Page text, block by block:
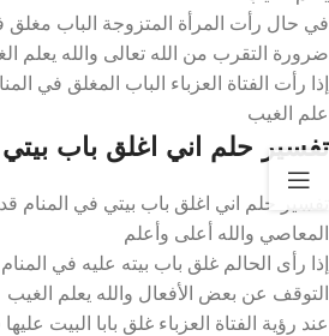
في حال رأت المرأة المتزوجة الباب مغلق
ضرورة التقرب من الله تعالى والله يعلم
إذا رأت الفتاة العزباء الباب المغلق في
علم الغيب
تفسير حلم اني اغلق باب
تفسير حلم اني اغلق باب بيتي في المنام
المعاصي والله أعلى وأعلم
إذا رأى الحالم غلق باب بيته عليه في
التوقف عن بعض الأفعال والله يعلم الغيب
عند رؤية الفتاة العزباء غلق بابا البيت